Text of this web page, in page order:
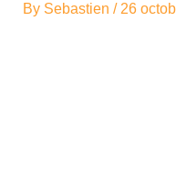
By Sebastien /26